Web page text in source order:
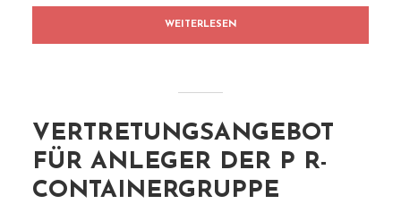
WEITERLESEN
VERTRETUNGSANGEBOT
FÜR ANLEGER DER P R-
CONTAINERGRUPPE